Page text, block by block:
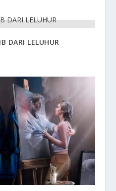
DARI LELUHUR